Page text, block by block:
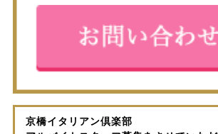
京橋イタリアン倶楽部